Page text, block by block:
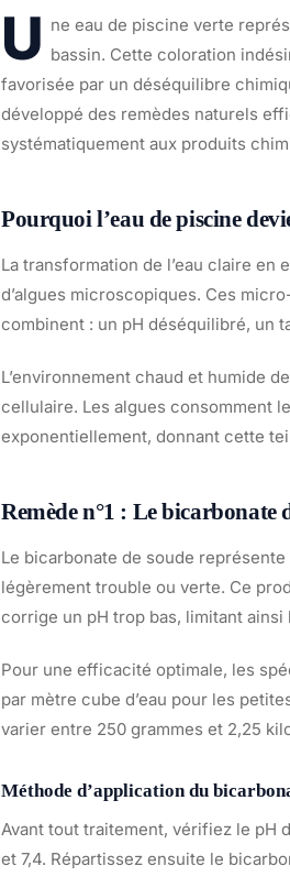
U ne eau de piscine verte
bassin. Cette coloration
favorisée par un déséquilibre
développé des remèdes naturels
systématiquement aux produits
Pourquoi l’eau de piscine
La transformation de l’eau claire en
d’algues microscopiques. Ces
combinent : un pH déséquilibré, un
L’environnement chaud et humide
cellulaire. Les algues consomment
exponentiellement, donnant cette
Remède n°1 : Le bicarbonate
Le bicarbonate de soude
légèrement trouble ou verte. Ce
corrige un pH trop bas, limitant
Pour une efficacité optimale, les
par mètre cube d’eau pour les
varier entre 250 grammes et 2,25
Méthode d’application du
Avant tout traitement, vérifiez le pH
et 7,4. Répartissez ensuite le